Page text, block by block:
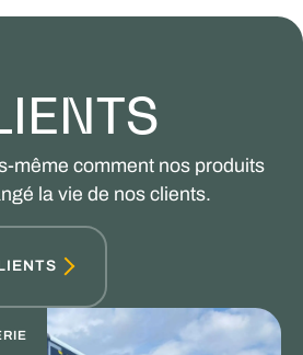
même comment nos produits
la vie de nos clients.